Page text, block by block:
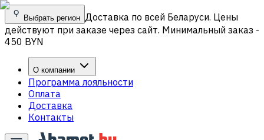
Выбрать регион Доставка по всей Беларуси. Цены
действуют при заказе через сайт. Минимальный заказ -
450 BYN
О компании
Программа лояльности
Оплата
Доставка
Контакты